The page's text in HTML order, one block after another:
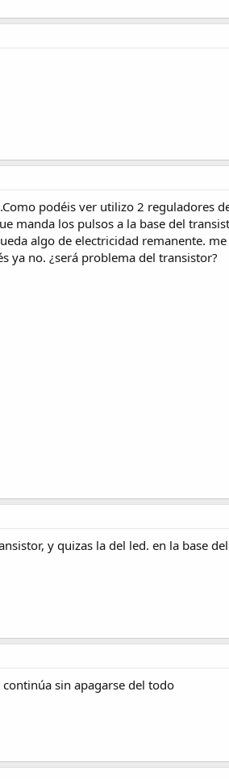
podéis ver utilizo 2 reguladores
manda los pulsos a la base del
algo de electricidad remanente.
ya no. ¿será problema del transistor?
y quizas la del led. en la base
continúa sin apagarse del todo